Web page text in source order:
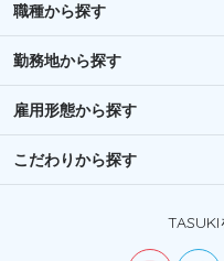
職種から探す
勤務地から探す
雇用形態から探す
こだわりから探す